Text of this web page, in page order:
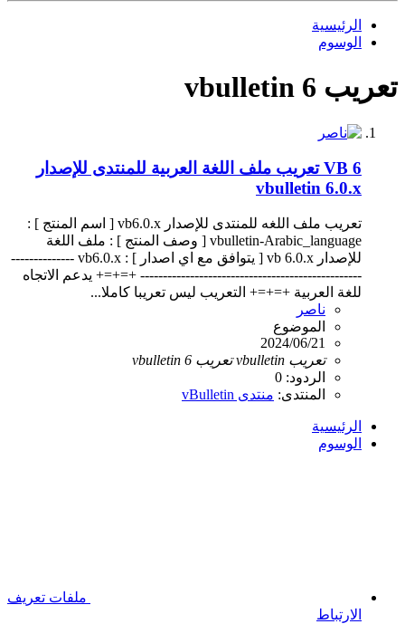
الرئيسية
الوسوم
تعريب vbulletin 6
VB 6 تعريب ملف اللغة العربية للمنتدى للإصدار
vbulletin 6.0.x
تعريب ملف اللغه للمنتدى للإصدار vb6.0.x [ اسم المنتج ] :
vbulletin-Arabic_language [ وصف المنتج ] : ملف اللغة
للإصدار vb 6.0.x [ يتوافق مع اي اصدار ] : vb6.0.x --------------
------------------------------------------------- +=+=+ يدعم الاتجاه
للغة العربية +=+=+ التعريب ليس تعريبا كاملا...
ناصر
الموضوع
2024/06/21
تعريب vbulletin تعريب vbulletin 6
الردود: 0
المنتدى: منتدى vBulletin
الرئيسية
الوسوم
ملفات تعريف
الارتباط